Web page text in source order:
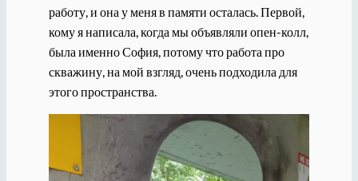
работу, и она у меня в памяти осталась. Первой,
кому я написала, когда мы объявляли опен-колл,
была именно София, потому что работа про
скважину, на мой взгляд, очень подходила для
этого пространства.